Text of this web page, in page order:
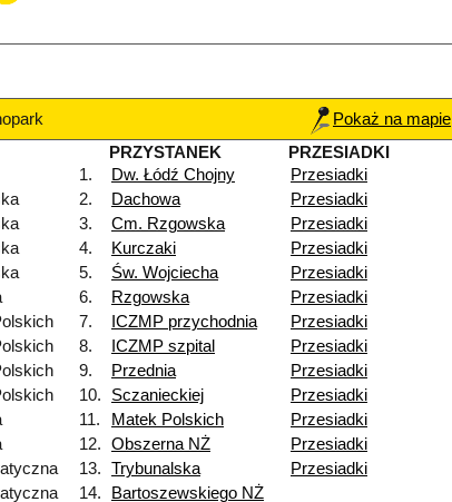
Pokaż na mapie
PRZYSTANEK
PRZESIADKI
1.
Dw. Łódź Chojny
Przesiadki
2. Dachowa
Przesiadki
3. Cm. Rzgowska
Przesiadki
4. Kurczaki
Przesiadki
5. Św. Wojciecha
Przesiadki
6. Rzgowska
Przesiadki
7. ICZMP przychodnia
Przesiadki
8. ICZMP szpital
Przesiadki
9. Przednia
Przesiadki
10. Sczanieckiej
Przesiadki
11. Matek Polskich
Przesiadki
12. Obszerna NŻ
Przesiadki
13. Trybunalska
Przesiadki
14. Bartoszewskiego NŻ